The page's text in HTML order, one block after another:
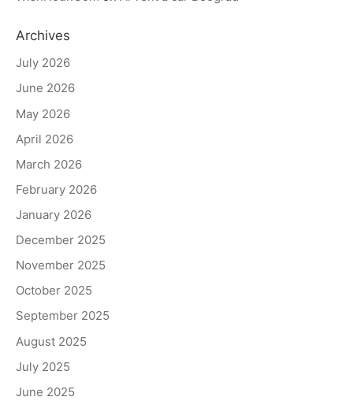
Archives
July 2026
June 2026
May 2026
April 2026
March 2026
February 2026
January 2026
December 2025
November 2025
October 2025
September 2025
August 2025
July 2025
June 2025